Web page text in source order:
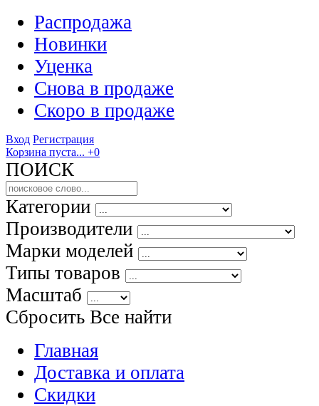
Распродажа
Новинки
Уценка
Снова в продаже
Скоро в продаже
Вход Регистрация
Корзина пуста... +0
ПОИСК
Категории
Производители
Марки моделей
Типы товаров
Масштаб
Сбросить Все найти
Главная
Доставка и оплата
Скидки